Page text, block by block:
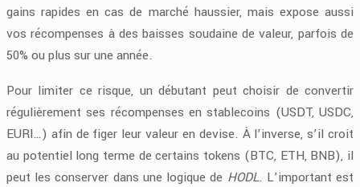
gains rapides en cas de marché haussier, mais expose aussi
vos récompenses à des baisses soudaine de valeur, parfois de
50% ou plus sur une année.
Pour limiter ce risque, un débutant peut choisir de convertir
régulièrement ses récompenses en stablecoins (USDT, USDC,
EURI…) afin de figer leur valeur en devise. À l’inverse, s’il croit
au potentiel long terme de certains tokens (BTC, ETH, BNB), il
peut les conserver dans une logique de HODL. L’important est